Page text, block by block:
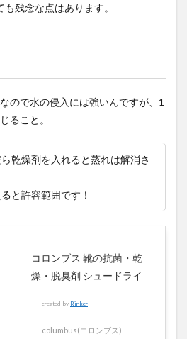
残念な点はあります。
ので水の侵入には強いんですが、1
ること。
乾燥剤を入れると蒸れは解消さ
と許容範囲です！
コロンブス 靴の抗菌・乾
燥・脱臭剤 シュードライ
created by Rinker
columbus(コロンブス)